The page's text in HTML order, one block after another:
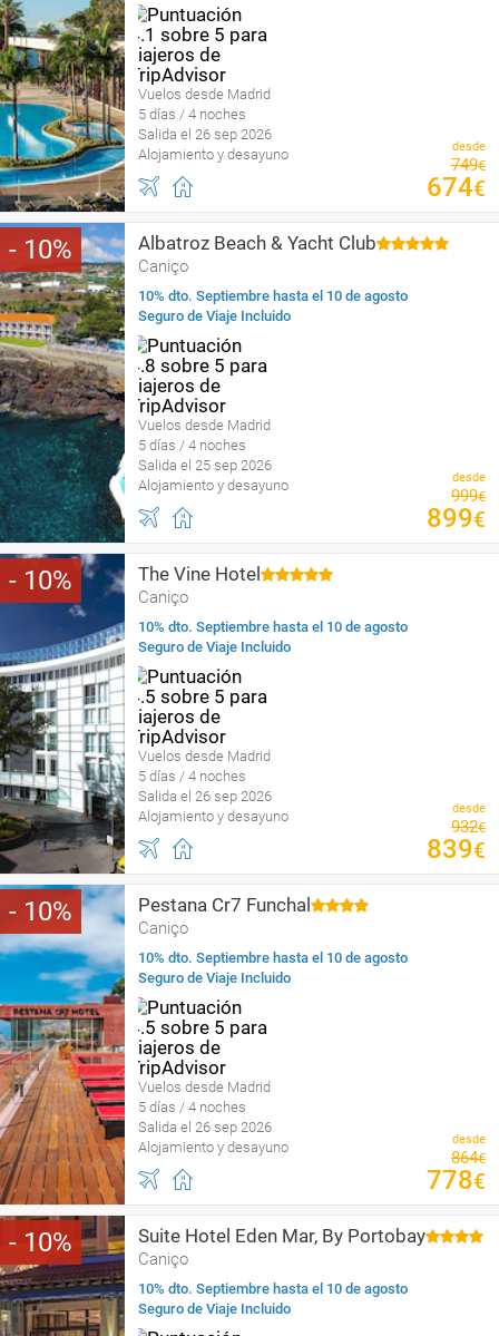
Vuelos desde Madrid
5 días / 4 noches
Salida el 26 sep 2026
Alojamiento y desayuno
desde
749€
674€
10 Albatroz Beach & Yacht Club
Caniço
10% dto. Septiembre hasta el 10 de agosto
Seguro de Viaje Incluido
Vuelos desde Madrid
5 días / 4 noches
Salida el 25 sep 2026
Alojamiento y desayuno
desde
999€
899€
10 The Vine Hotel
Caniço
10% dto. Septiembre hasta el 10 de agosto
Seguro de Viaje Incluido
Vuelos desde Madrid
5 días / 4 noches
Salida el 26 sep 2026
Alojamiento y desayuno
desde
932€
839€
10 Pestana Cr7 Funchal
Caniço
10% dto. Septiembre hasta el 10 de agosto
Seguro de Viaje Incluido
Vuelos desde Madrid
5 días / 4 noches
Salida el 26 sep 2026
Alojamiento y desayuno
desde
864€
778€
10 Suite Hotel Eden Mar, By Portobay
Caniço
10% dto. Septiembre hasta el 10 de agosto
Seguro de Viaje Incluido